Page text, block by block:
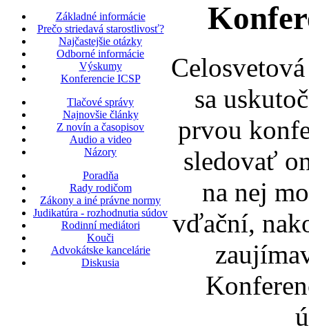
Základné informácie
Prečo striedavá starostlivosť?
Najčastejšie otázky
Odborné informácie
Výskumy
Konferencie ICSP
Tlačové správy
Najnovšie články
Z novín a časopisov
Audio a video
Názory
Poradňa
Rady rodičom
Zákony a iné právne normy
Judikatúra - rozhodnutia súdov
Rodinní mediátori
Kouči
Advokátske kancelárie
Diskusia
sa
prvou
sledovať
na nej
vďační,